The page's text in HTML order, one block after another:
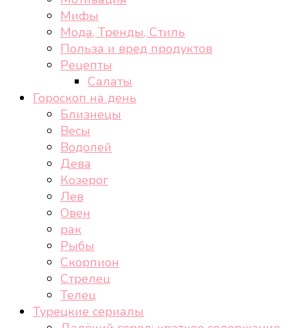
Мифы
Мода, Тренды, Стиль
Польза и вред продуктов
Рецепты
Салаты
Гороскоп на день
Близнецы
Весы
Водолей
Дева
Козерог
Лев
Овен
рак
Рыбы
Скорпион
Стрелец
Телец
Турецкие сериалы